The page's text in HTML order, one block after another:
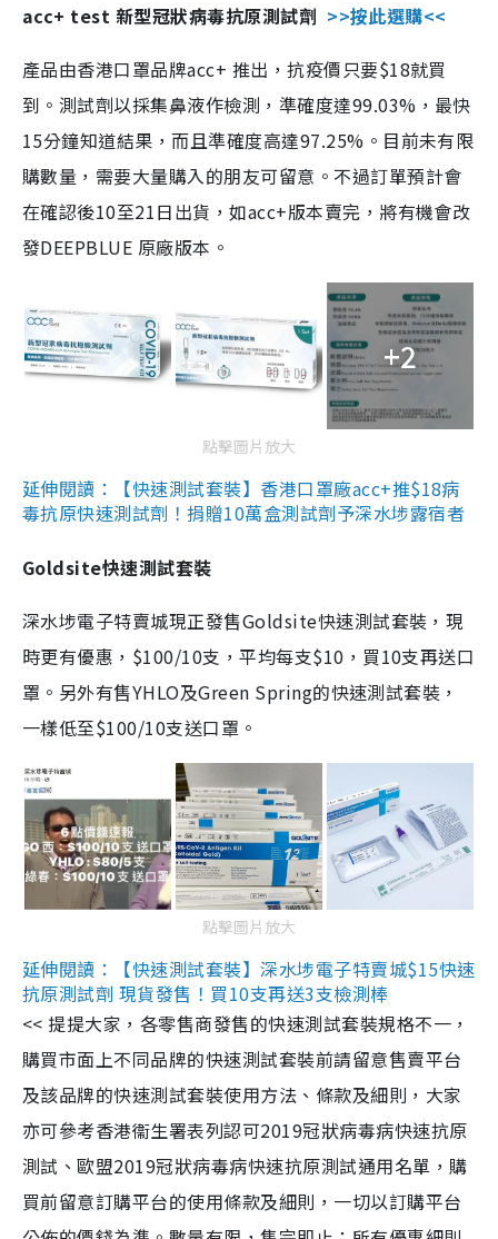
acc+ test 新型冠狀病毒抗原測試劑 >>按此選購<<
產品由香港口罩品牌acc+ 推出，抗疫價只要$18就買
到。測試劑以採集鼻液作檢測，準確度達99.03%，最快
15分鐘知道結果，而且準確度高達97.25%。目前未有限
購數量，需要大量購入的朋友可留意。不過訂單預計會
在確認後10至21日出貨，如acc+版本賣完，將有機會改
發DEEPBLUE 原廠版本。
+2
點擊圖片放大
延伸閱讀：【快速測試套裝】香港口罩廠acc+推$18病
毒抗原快速測試劑！捐贈10萬盒測試劑予深水埗露宿者
Goldsite快速測試套裝
深水埗電子特賣城現正發售Goldsite快速測試套裝，現
時更有優惠，$100/10支，平均每支$10，買10支再送口
罩。另外有售YHLO及Green Spring的快速測試套裝，
一樣低至$100/10支送口罩。
點擊圖片放大
延伸閱讀：【快速測試套裝】深水埗電子特賣城$15快速
抗原測試劑 現貨發售！買10支再送3支檢測棒
<< 提提大家，各零售商發售的快速測試套裝規格不一，
購買市面上不同品牌的快速測試套裝前請留意售賣平台
及該品牌的快速測試套裝使用方法、條款及細則，大家
亦可參考香港衞生署表列認可2019冠狀病毒病快速抗原
測試、歐盟2019冠狀病毒病快速抗原測試通用名單，購
買前留意訂購平台的使用條款及細則，一切以訂購平台